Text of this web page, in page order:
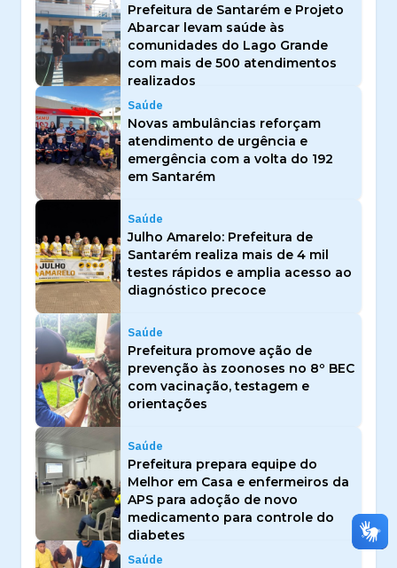
Prefeitura de Santarém e Projeto
Abarcar levam saúde às
comunidades do Lago Grande
com mais de 500 atendimentos
realizados
Saúde
Novas ambulâncias reforçam
atendimento de urgência e
emergência com a volta do 192
em Santarém
Saúde
Julho Amarelo: Prefeitura de
Santarém realiza mais de 4 mil
testes rápidos e amplia acesso ao
diagnóstico precoce
Saúde
Prefeitura promove ação de
prevenção às zoonoses no 8º BEC
com vacinação, testagem e
orientações
Saúde
Prefeitura prepara equipe do
Melhor em Casa e enfermeiros da
APS para adoção de novo
medicamento para controle do
diabetes
Saúde